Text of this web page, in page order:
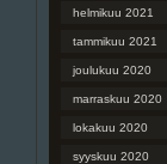
helmikuu 2021
tammikuu 2021
joulukuu 2020
marraskuu 2020
lokakuu 2020
syyskuu 2020